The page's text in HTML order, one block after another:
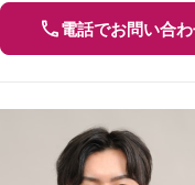
電話でお問い合